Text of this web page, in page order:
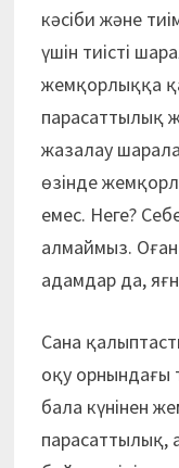
кәсіби және
үшін тиісті
жемқорлыққа
парасаттылық
жазалау
өзінде
емес. Неге?
алмаймыз. Оған
адамдар да,
Сана
оқу орнындағы
бала күнінен
парасаттылық,